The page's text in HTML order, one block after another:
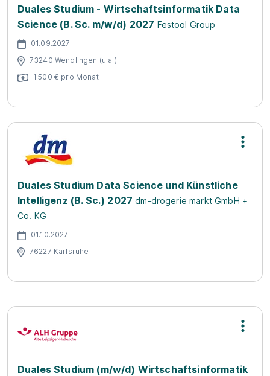
Duales Studium - Wirtschaftsinformatik Data
Science (B. Sc. m/w/d) 2027 Festool Group
01.09.2027
73240 Wendlingen (u.a.)
1.500 € pro Monat
Duales Studium Data Science und Künstliche
Intelligenz (B. Sc.) 2027 dm-drogerie markt GmbH +
Co. KG
01.10.2027
76227 Karlsruhe
Duales Studium (m/w/d) Wirtschaftsinformatik